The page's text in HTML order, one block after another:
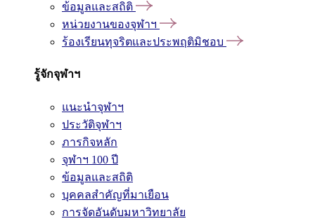
ข้อมูลและสถิติ
หน่วยงานของจุฬาฯ
ร้องเรียนทุจริตและประพฤติมิชอบ
รู้จักจุฬาฯ
แนะนำจุฬาฯ
ประวัติจุฬาฯ
ภารกิจหลัก
จุฬาฯ 100 ปี
ข้อมูลและสถิติ
บุคคลสำคัญที่มาเยือน
การจัดอันดับมหาวิทยาลัย